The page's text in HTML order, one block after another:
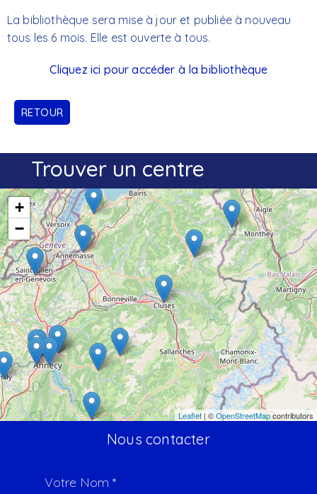
La bibliothèque sera mise à jour et publiée à nouveau
tous les 6 mois. Elle est ouverte à tous.
Cliquez ici pour accéder à la bibliothèque
RETOUR
Trouver un centre
+
−
Leaflet | ©OpenStreetMapcontributors
Nous contacter